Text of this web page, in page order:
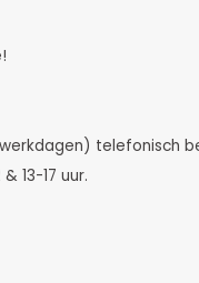
telefonisch
13-17 uur.